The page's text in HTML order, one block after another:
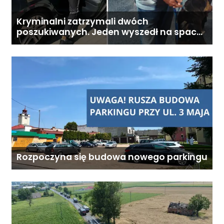
Kryminalni zatrzymali dwóch
poszukiwanych. Jeden wyszedł na spacer,
drugi ukrywał się pod łóżkiem
Rozpoczyna się budowa nowego parkingu